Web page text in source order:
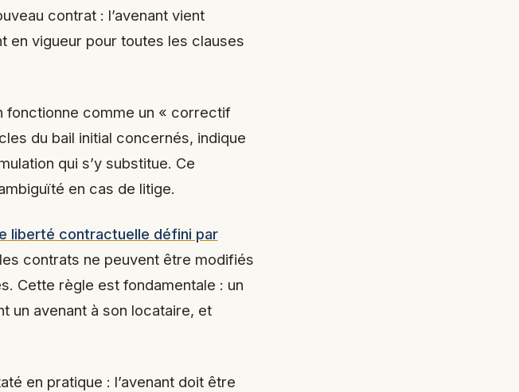
contrat : l’avenant vient
en vigueur pour toutes les clauses
fonctionne comme un « correctif
du bail initial concernés, indique
qui s’y substitue. Ce
en cas de litige.
liberté contractuelle défini par
contrats ne peuvent être modifiés
Cette règle est fondamentale : un
un avenant à son locataire, et
en pratique : l’avenant doit être